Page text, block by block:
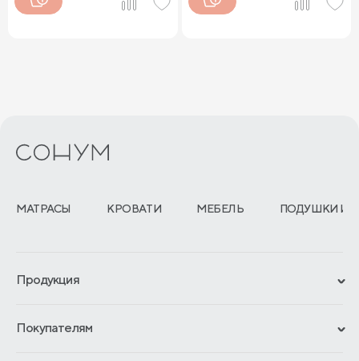
МАТРАСЫ КРОВАТИ МЕБЕЛЬ ПОДУШКИ И
Продукция
Гарантии
Покупателям